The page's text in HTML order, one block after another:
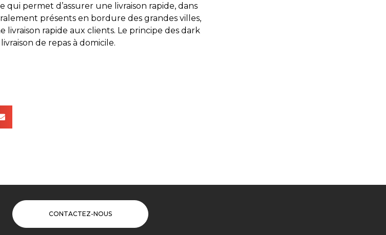
permet d’assurer une livraison rapide, dans
présents en bordure des grandes villes,
livraison rapide aux clients. Le principe des dark
de repas à domicile.
CONTACTEZ-NOUS